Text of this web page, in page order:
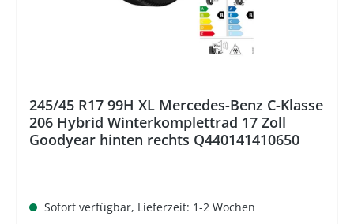
245/45 R17 99H XL Mercedes-Benz C-Klasse
206 Hybrid Winterkomplettrad 17 Zoll
Goodyear hinten rechts Q440141410650
Sofort verfügbar, Lieferzeit: 1-2 Wochen